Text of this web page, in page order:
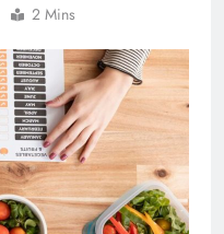
2 Mins